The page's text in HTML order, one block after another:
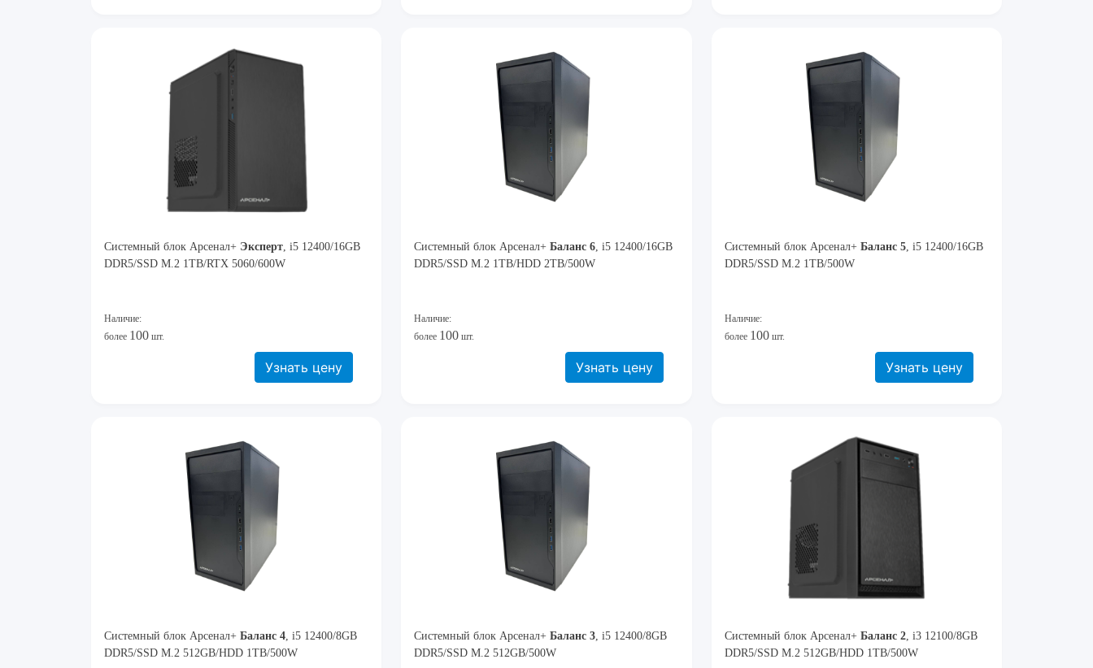
Системный блок Арсенал+ Эксперт, i5 12400/16GB
DDR5/SSD M.2 1TB/RTX 5060/600W
Наличие:
более 100 шт.
Узнать цену
Системный блок Арсенал+Баланс 6, i5 12400/16GB
DDR5/SSD M.2 1TB/HDD 2TB/500W
Наличие:
более 100 шт.
Узнать цену
Системный блок Арсенал+ Баланс 5, i5 12400/16GB
DDR5/SSD M.2 1TB/500W
Наличие:
более 100шт.
Узнать цену
Системный блок Арсенал+ Баланс 4, i5 12400/8GB
DDR5/SSD M.2 512GB/HDD 1TB/500W
Системный блок Арсенал+Баланс 3, i5 12400/8GB
DDR5/SSD M.2 512GB/500W
Системный блок Арсенал+ Баланс 2, i3 12100/8GB
DDR5/SSD M.2 512GB/HDD 1TB/500W